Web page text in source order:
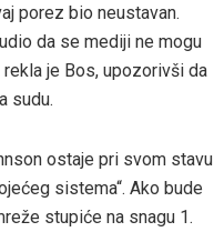
porez bio neustavan.
da se mediji ne mogu
je Bos, upozorivši da
sudu.
ostaje pri svom stavu
sistema“. Ako bude
stupiće na snagu 1.